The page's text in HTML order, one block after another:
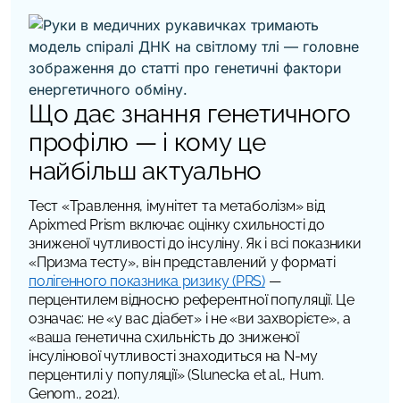
Що дає знання генетичного
профілю — і кому це
найбільш актуально
Тест «Травлення, імунітет та метаболізм» від
Apixmed Prism включає оцінку схильності до
зниженої чутливості до інсуліну. Як і всі показники
«Призма тесту», він представлений у форматі
полігенного показника ризику (PRS)—
перцентилем відносно референтної популяції. Це
означає: не «у вас діабет» і не «ви захворієте», а
«ваша генетична схильність до зниженої
інсулінової чутливості знаходиться на N-му
перцентилі у популяції» (Slunecka et al., Hum.
Genom., 2021).